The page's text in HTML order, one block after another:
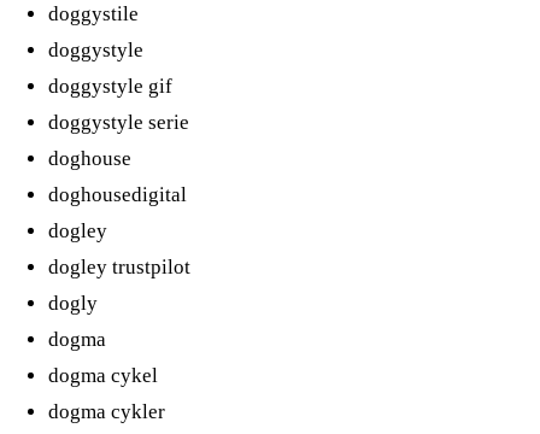
doggystile
doggystyle
doggystyle gif
doggystyle serie
doghouse
doghousedigital
dogley
dogley trustpilot
dogly
dogma
dogma cykel
dogma cykler